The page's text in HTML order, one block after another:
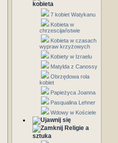
kobieta
7 kobiet Watykanu
Kobieta w
chrzescijaństwie
Kobieta w czasach
wypraw krzyżowych
Kobiety w Izraelu
Matylda z Canossy
Obrzędowa rola
kobiet
Papieżyca Joanna
Pasqualina Lehner
Wdowy w Kościele
Religie a
sztuka